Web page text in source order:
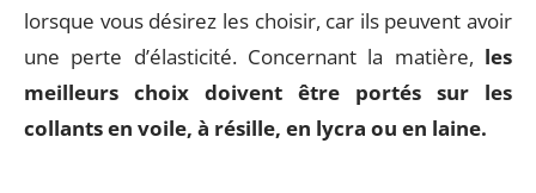
lorsque vous désirez les choisir, car ils peuvent avoir
une perte d’élasticité. Concernant la matière, les
meilleurs choix doivent être portés sur les
collants en voile, à résille, en lycra ou en laine.